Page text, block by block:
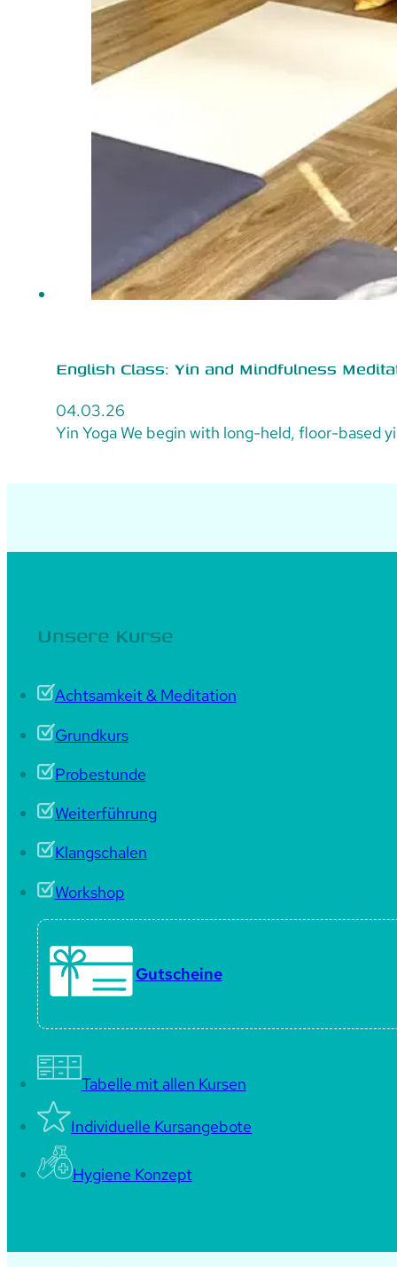
English Class: Yin and Mindfulness
04.03.26
Yin Yoga We begin with long-held, floor-based
Unsere Kurse
Achtsamkeit & Meditation
Grundkurs
Probestunde
Weiterführung
Klangschalen
Workshop
Gutscheine
Tabelle mit allen Kursen
Individuelle Kursangebote
Hygiene Konzept